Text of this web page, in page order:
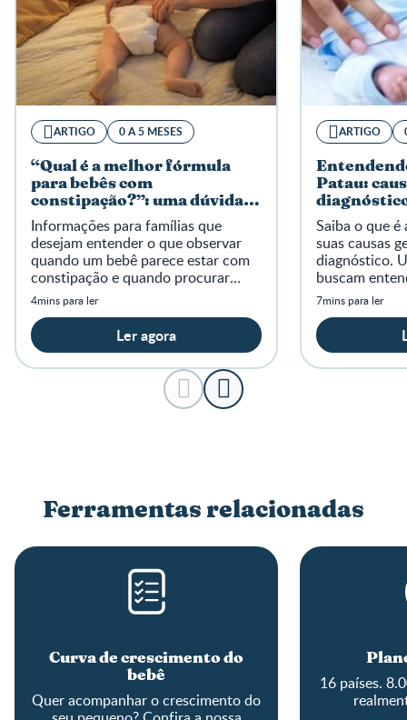
ARTIGO 0 A 5 MESES
“Qual é a melhor fórmula
para bebês com
constipação?”: uma dúvida
frequente das famílias
Informações para famílias que
desejam entender o que observar
quando um bebê parece estar com
constipação e quando procurar
orientação profissional.
4mins para ler
Ler agora
ARTIGO
Patau:
Saiba o que é
suas causas
diagnóstico.
buscam
rara.
7mins para ler
Ferramentas relacionadas
Curva de crescimento do
bebê
Quer acompanhar o crescimento do
16 países.